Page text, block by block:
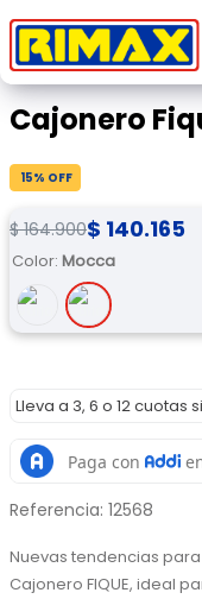
Cajonero
15% OFF
$ 164.900$ 140.165
Color: Mocca
Lleva a 3, 6 o 12
Referencia: 12568
Nuevas tendencias
Cajonero FIQUE, ideal